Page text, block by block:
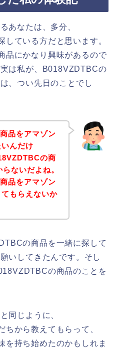
あなたは、多分、
ている方だと思います。
品にかなり興味があるので
は私が、B018VZDTBCの
、つい先日のことでし
品をアマゾン
んだけ
の商
ないだよね。
品をアマゾン
もらえないか
の商品を一緒に探して
いしてきたんです。そし
の商品のことを
同じように、
から教えてもらって、
を持ち始めたのかもしれま